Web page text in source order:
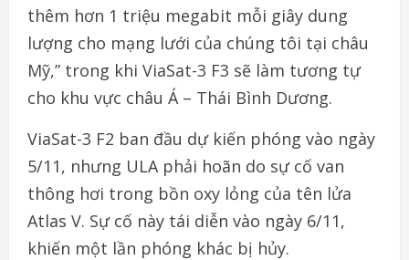
thêm hơn 1 triệu megabit mỗi giây dung
lượng cho mạng lưới của chúng tôi tại châu
Mỹ,” trong khi ViaSat-3 F3 sẽ làm tương tự
cho khu vực châu Á – Thái Bình Dương.
ViaSat-3 F2 ban đầu dự kiến phóng vào ngày
5/11, nhưng ULA phải hoãn do sự cố van
thông hơi trong bồn oxy lỏng của tên lửa
Atlas V. Sự cố này tái diễn vào ngày 6/11,
khiến một lần phóng khác bị hủy.